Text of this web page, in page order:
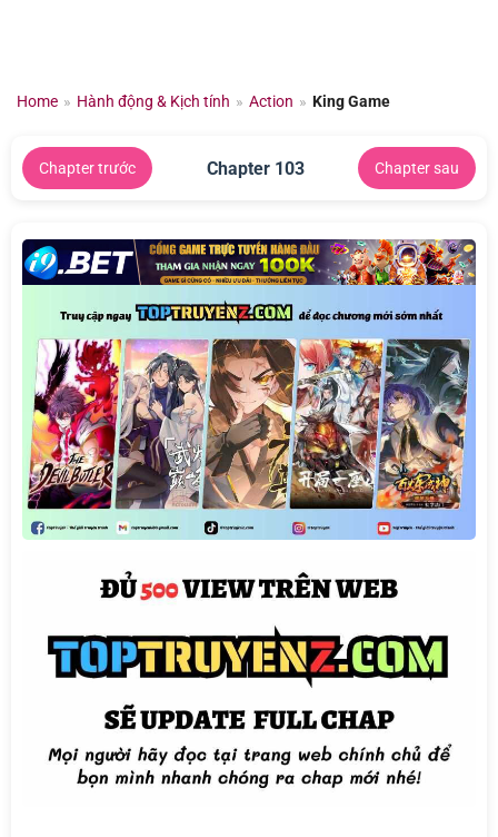
dungHome » Hành động & Kịch tính » Action » King Game
Chapter trước Chapter 103 Chapter sau